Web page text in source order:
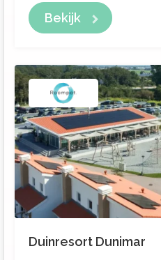
Bekijk
Duinresort Dunimar